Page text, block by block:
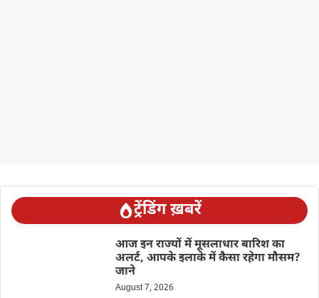
ट्रेंडिंग ख़बरें
आज इन राज्यों में मूसलाधार बारिश का
अलर्ट, आपके इलाके में कैसा रहेगा मौसम?
जाने
August 7, 2026